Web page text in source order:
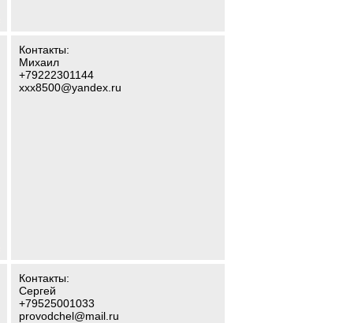
Контакты:
Михаил
+79222301144
xxx8500@yandex.ru
Контакты:
Сергей
+79525001033
provodchel@mail.ru